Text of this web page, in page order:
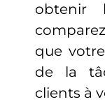
obtenir
que
de la
clients à